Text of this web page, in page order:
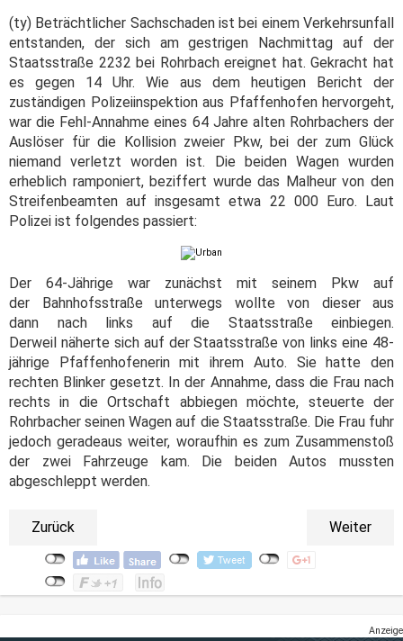
(ty) Beträchtlicher Sachschaden ist bei einem Verkehrsunfall
entstanden, der sich am gestrigen Nachmittag auf der
Staatsstraße 2232 bei Rohrbach ereignet hat. Gekracht hat
es gegen 14 Uhr. Wie aus dem heutigen Bericht der
zuständigen Polizeiinspektion aus Pfaffenhofen hervorgeht,
war die Fehl-Annahme eines 64 Jahre alten Rohrbachers der
Auslöser für die Kollision zweier Pkw, bei der zum Glück
niemand verletzt worden ist. Die beiden Wagen wurden
erheblich ramponiert, beziffert wurde das Malheur von den
Streifenbeamten auf insgesamt etwa 22 000 Euro. Laut
Polizei ist folgendes passiert:
Der 64-Jährige war zunächst mit seinem Pkw auf
der Bahnhofsstraße unterwegs wollte von dieser aus
dann nach links auf die Staatsstraße einbiegen.
Derweil näherte sich auf der Staatsstraße von links eine 48-
jährige Pfaffenhofenerin mit ihrem Auto. Sie hatte den
rechten Blinker gesetzt. In der Annahme, dass die Frau nach
rechts in die Ortschaft abbiegen möchte, steuerte der
Rohrbacher seinen Wagen auf die Staatsstraße. Die Frau fuhr
jedoch geradeaus weiter, woraufhin es zum Zusammenstoß
der zwei Fahrzeuge kam. Die beiden Autos mussten
abgeschleppt werden.
Zurück Weiter
Anzeige